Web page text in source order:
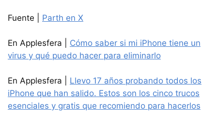
Fuente | Parth en X
En Applesfera | Cómo saber si mi iPhone tiene un
virus y qué puedo hacer para eliminarlo
En Applesfera | Llevo 17 años probando todos los
iPhone que han salido. Estos son los cinco trucos
esenciales y gratis que recomiendo para hacerlos